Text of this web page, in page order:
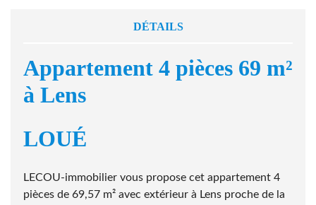
DÉTAILS
Appartement 4 pièces 69 m²
à Lens
LOUÉ
LECOU-immobilier vous propose cet appartement 4
pièces de 69,57 m² avec extérieur à Lens proche de la